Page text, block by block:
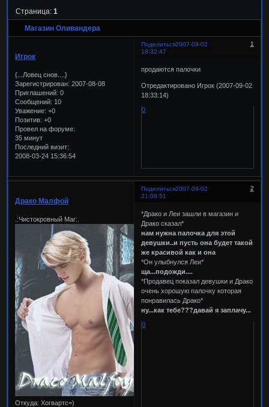
Магазин Оливандера
Страница: 1
Поделиться 1
2007-09-02
18:32:47
Игрок
{...Ловец снов....}
Зарегистрирован: 2007-08-08
Приглашений: 0
Сообщений: 10
Уважение: +0
Позитив: +0
Провел на форуме:
35 минут
Последний визит:
2008-03-24 15:36:54
продаются палочки
Отредактировано Игрок (2007-09-02
18:33:14)
0
Поделиться 2
2007-09-02
21:08:51
Драко Малфой
.:Чистокровный Маг:.
Откуда: Хогвартс=)
*Драко и Леи зашли в магазин и
Драко сказал*
нам нужна палочка для этой
девушки..и пусть она будет такой
же красивой как и она
*Он улыбнулся Леи*
ща...подожди....
*Продавец показал девушки и Драко
очень хорошую палочку которая
понравилась Драко*
ну...как тебе???давай я заплачу...
0